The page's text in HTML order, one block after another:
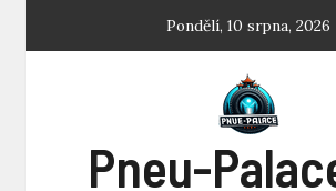
Pondělí, 10 srpna, 2026
Pneu-